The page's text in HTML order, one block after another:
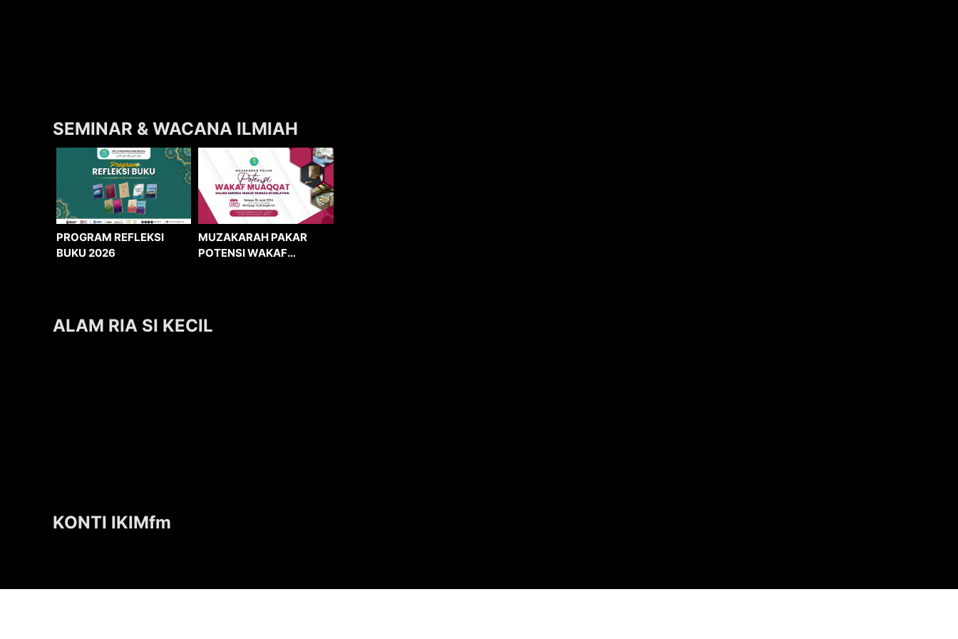
SEMINAR & WACANA ILMIAH
PROGRAM REFLEKSI
BUKU 2026
MUZAKARAH PAKAR
POTENSI WAKAF
ALAM RIA SI KECIL
KONTI IKIMfm